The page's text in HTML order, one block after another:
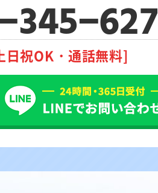
345-627
日祝OK・通話無料]